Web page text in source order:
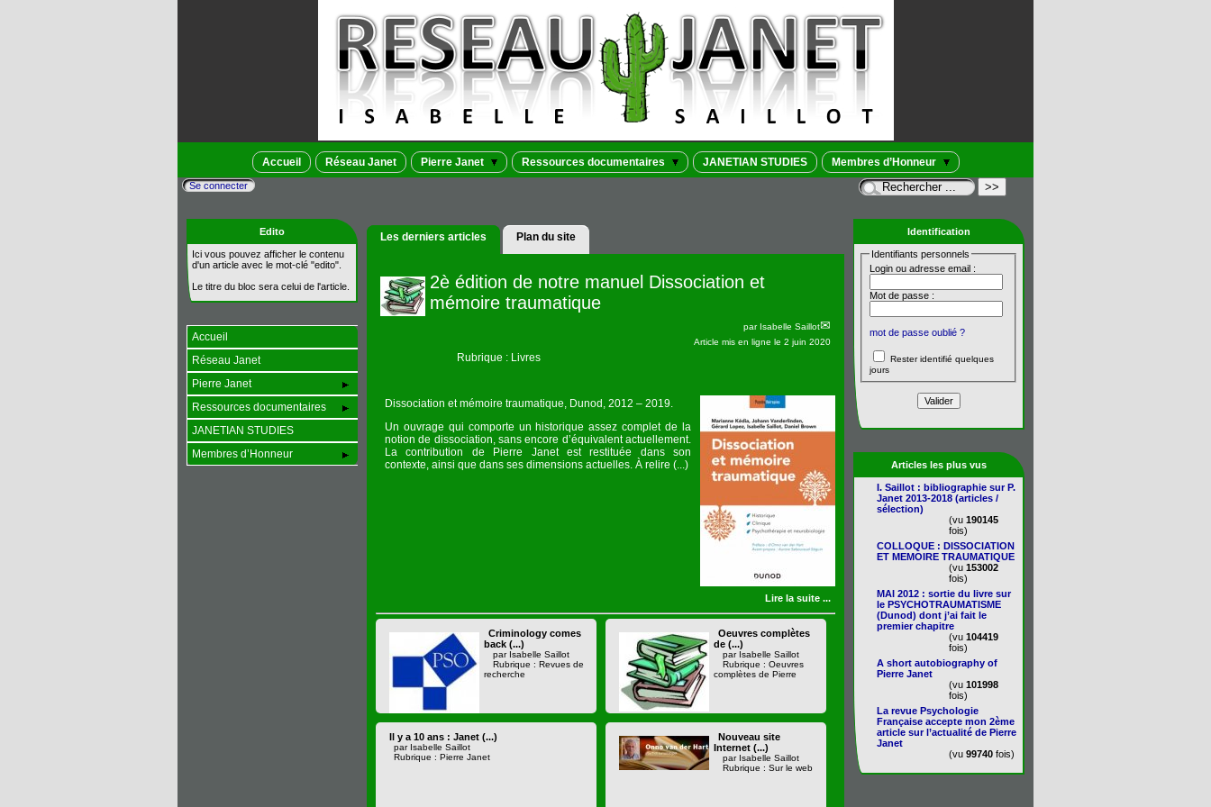
Accueil Réseau Janet Pierre Janet Ressources documentaires JANETIAN STUDIES Membres d’Honneur
Se connecter
Les derniers articles Plan du site
2è édition de notre manuel Dissociation et
mémoire traumatique
par Isabelle Saillot
Article mis en ligne le 2 juin 2020
Rubrique : Livres
Dissociation et mémoire traumatique, Dunod, 2012 – 2019.
Un ouvrage qui comporte un historique assez complet de la
notion de dissociation, sans encore d’équivalent actuellement.
La contribution de Pierre Janet est restituée dans son
contexte, ainsi que dans ses dimensions actuelles. À relire (...)
Lire la suite ...
Criminology comes
back (...)
par Isabelle Saillot
Rubrique : Revues de
recherche
Oeuvres complètes
de (...)
par Isabelle Saillot
Rubrique : Oeuvres
complètes de Pierre
Il y a 10 ans : Janet (...)
par Isabelle Saillot
Rubrique : Pierre Janet
Nouveau site
Internet (...)
par Isabelle Saillot
Rubrique : Sur le web
Edito
Ici vous pouvez afficher le contenu
d'un article avec le mot-clé "edito".
Le titre du bloc sera celui de l'article.
Accueil
Réseau Janet
Pierre Janet
Ressources documentaires
JANETIAN STUDIES
Membres d’Honneur
Identification
Identifiants personnels
Login ou adresse email :
Mot de passe :
mot de passe oublié ?
Rester identifié quelques
jours
Articles les plus vus
I. Saillot : bibliographie sur P.
Janet 2013-2018 (articles /
sélection)
(vu 190145
fois)
COLLOQUE : DISSOCIATION
ET MEMOIRE TRAUMATIQUE
(vu 153002
fois)
MAI 2012 : sortie du livre sur
le PSYCHOTRAUMATISME
(Dunod) dont j’ai fait le
premier chapitre
(vu 104419
fois)
A short autobiography of
Pierre Janet
(vu 101998
fois)
La revue Psychologie
Française accepte mon 2ème
article sur l’actualité de Pierre
Janet
(vu 99740 fois)